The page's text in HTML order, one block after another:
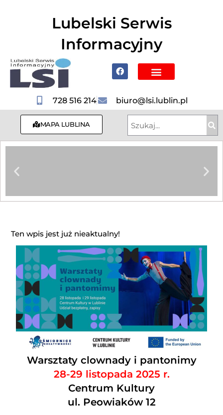
Lubelski Serwis
Informacyjny
728 516 214 biuro@lsi.lublin.pl
MAPA LUBLINA
Ten wpis jest już nieaktualny!
Warsztaty clownady i pantonimy
28-29 listopada 2025 r.
Centrum Kultury
ul. Peowiaków 12